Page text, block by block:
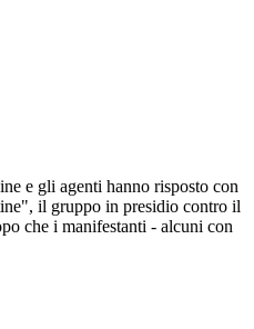
e gli agenti hanno risposto con
il gruppo in presidio contro il
che i manifestanti - alcuni con